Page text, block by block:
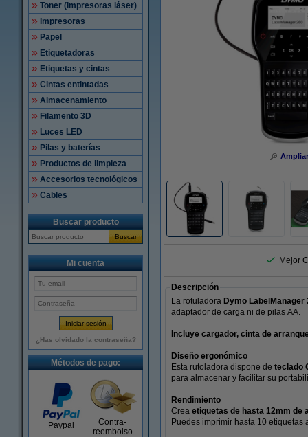
Toner (impresoras láser)
Impresoras
Papel
Etiquetadoras
Etiquetas y cintas
Cintas entintadas
Almacenamiento
Filamento 3D
Luces LED
Pilas y baterías
Productos de limpieza
Accesorios tecnológicos
Cables
Buscar producto
Buscar
Mi cuenta
¿Has olvidado la contraseña?
Métodos de pago:
Paypal
Contra-
reembolso
Ampliar
Mejor
Descripción
La rotuladora Dymo LabelManager
adaptador de carga ni de pilas AA.
Incluye cargador, cinta de
Diseño ergonómico
Esta rutoladora dispone de teclado
para almacenar y facilitar su
Rendimiento
Crea etiquetas de hasta 12mm de
Puedes imprimir hasta 10 etiquetas